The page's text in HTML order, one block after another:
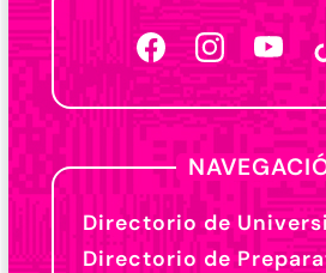
Directorio de
Directorio de